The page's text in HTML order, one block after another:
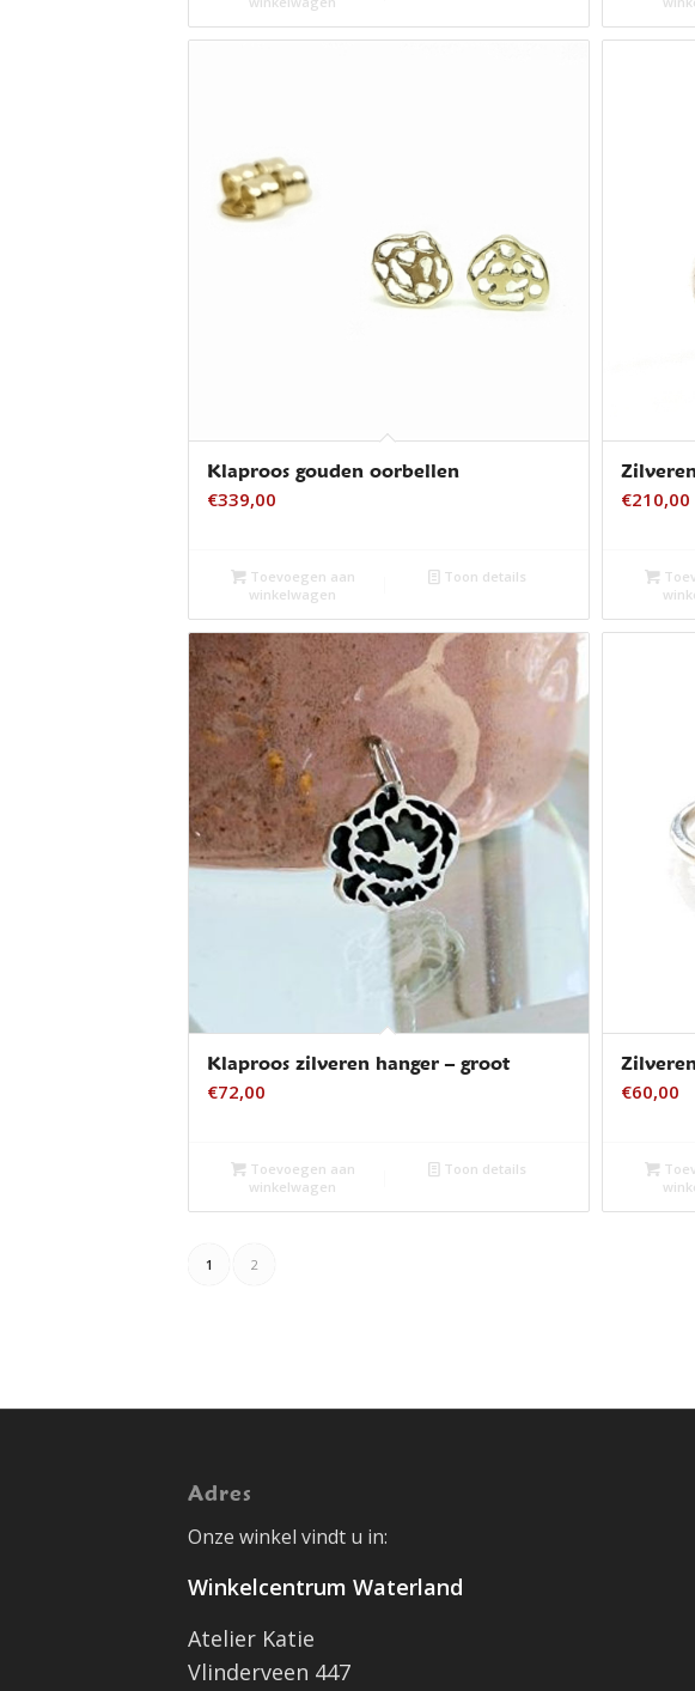
Klaproos gouden oorbellen
€339,00
Toevoegen aan
winkelwagen
Toon details
€210,00
Klaproos zilveren hanger – groot
€72,00
Toevoegen aan
winkelwagen
Toon details
€60,00
1 2
Adres
Onze winkel vindt u in:
Winkelcentrum Waterland
Atelier Katie
Vlinderveen 447